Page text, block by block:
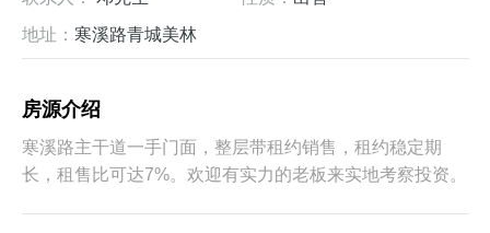
地址： 寒溪路青城美林
房源介绍
寒溪路主干道一手门面，整层带租约销售，租约稳定期
长，租售比可达7%。欢迎有实力的老板来实地考察投资。